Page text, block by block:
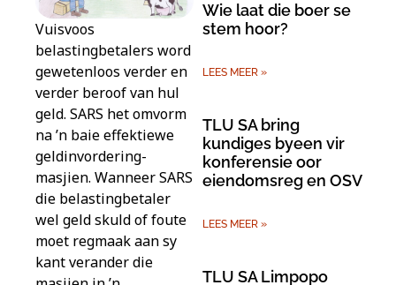
Vuisvoos
belastingbetalers word
gewetenloos verder en
verder beroof van hul
geld. SARS het omvorm
na ’n baie effektiewe
geldinvordering-
masjien. Wanneer SARS
die belastingbetaler
wel geld skuld of foute
moet regmaak aan sy
kant verander die
Wie laat die boer se
stem hoor?
LEES MEER »
TLU SA bring
kundiges byeen vir
konferensie oor
eiendomsreg en OSV
LEES MEER »
TLU SA Limpopo